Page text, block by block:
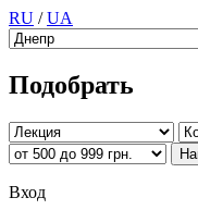
RU /UA
Подобрать
Вход